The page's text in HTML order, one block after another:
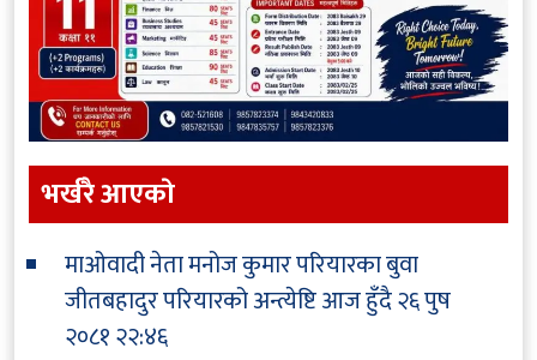
भर्खरै आएकाे
माओवादी नेता मनोज कुमार परियारका बुवा
जीतबहादुर परियारको अन्त्येष्टि आज हुँदै२६ पुष
२०८१ २२:४६